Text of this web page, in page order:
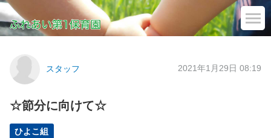
スタッフ 2021年1月29日 08:19
☆節分に向けて☆
ひよこ組